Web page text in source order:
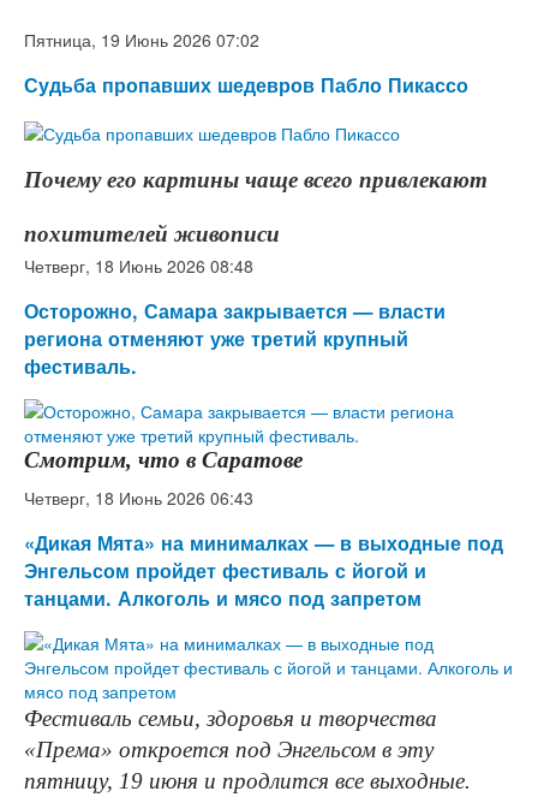
Пятница, 19 Июнь 2026 07:02
Судьба пропавших шедевров Пабло Пикассо
Почему его картины чаще всего привлекают
похитителей живописи
Четверг, 18 Июнь 2026 08:48
Осторожно, Самара закрывается — власти
региона отменяют уже третий крупный
фестиваль.
Смотрим, что в Саратове
Четверг, 18 Июнь 2026 06:43
«Дикая Мята» на минималках — в выходные под
Энгельсом пройдет фестиваль с йогой и
танцами. Алкоголь и мясо под запретом
Фестиваль семьи, здоровья и творчества
«Према» откроется под Энгельсом в эту
пятницу, 19 июня и продлится все выходные.